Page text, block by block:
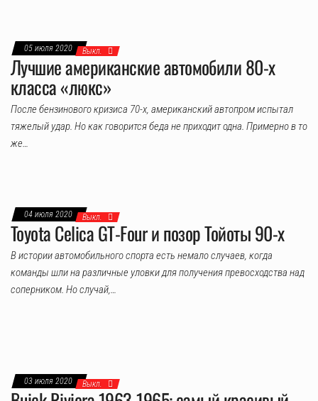
05 июля 2020 Выкл.
Лучшие американские автомобили 80-х
класса «люкс»
После бензинового кризиса 70-х, американский автопром испытал
тяжелый удар. Но как говорится беда не приходит одна. Примерно в то
же…
04 июля 2020 Выкл.
Toyota Celica GT-Four и позор Тойоты 90-х
В истории автомобильного спорта есть немало случаев, когда
команды шли на различные уловки для получения превосходства над
соперником. Но случай,…
03 июля 2020 Выкл.